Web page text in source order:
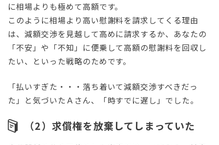
に相場よりも極めて高額です。
このように相場より高い慰謝料を請求してくる理由
は、減額交渉を見越して高めに請求するか、あなたの
「不安」や「不知」に便乗して高額の慰謝料を回収し
たい、といった戦略のためです。
「払いすぎた・・・落ち着いて減額交渉すべきだっ
た」と気づいたＡさん、「時すでに遅し」でした。
（2）求償権を放棄してしまっていた